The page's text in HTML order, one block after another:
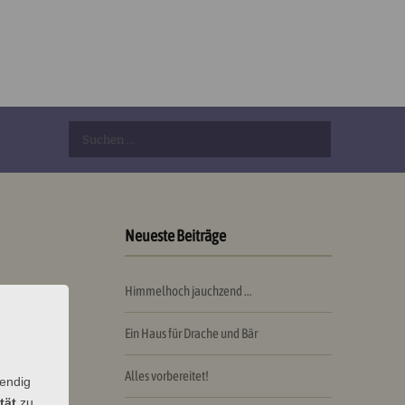
Neueste Beiträge
Himmelhoch jauchzend …
Ein Haus für Drache und Bär
Alles vorbereitet!
zu